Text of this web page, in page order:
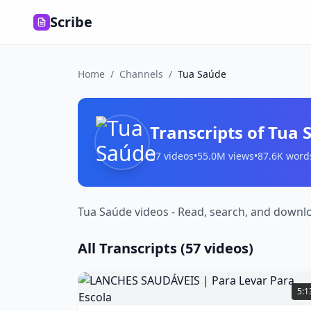
Scribe
Home / Channels / Tua Saúde
Transcripts ofTua
57 videos•55.0M views•87.6K
Tua Saúde videos - Read, search, and
All Transcripts (57videos)
LANCHES
SAUDÁVEIS
|